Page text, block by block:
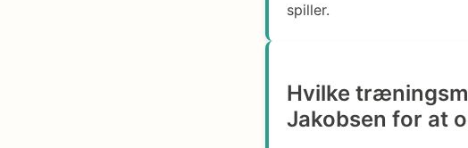
spiller.
Hvilke
Jakobsen for at